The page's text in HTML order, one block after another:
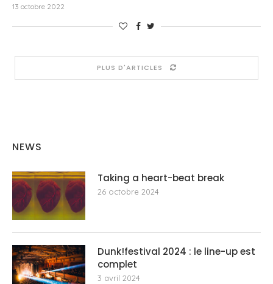
13 octobre 2022
PLUS D'ARTICLES
NEWS
Taking a heart-beat break
26 octobre 2024
Dunk!festival 2024 : le line-up est
complet
3 avril 2024